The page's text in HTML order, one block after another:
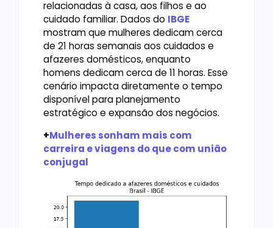
relacionadas à casa, aos filhos e ao
cuidado familiar. Dados do IBGE
mostram que mulheres dedicam cerca
de 21 horas semanais aos cuidados e
afazeres domésticos, enquanto
homens dedicam cerca de 11 horas. Esse
cenário impacta diretamente o tempo
disponível para planejamento
estratégico e expansão dos negócios.
+Mulheres sonham mais com
carreira e viagens do que com união
conjugal